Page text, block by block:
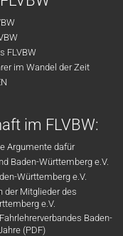
FLVBW
im Wandel der Zeit
im FLVBW:
Argumente dafür
Baden-Württemberg e.V.
Württemberg e.V.
der Mitglieder des
e.V.
Baden-
(PDF)